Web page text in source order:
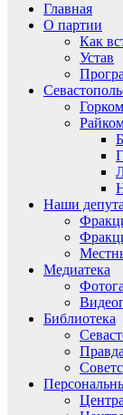
Главная
О партии
Как
Устав
Горком
Наши
Медиатека
Библиотека
Правда